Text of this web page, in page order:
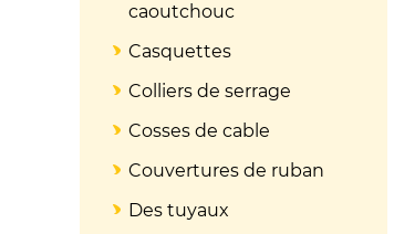
caoutchouc
Casquettes
Colliers de serrage
Cosses de cable
Couvertures de ruban
Des tuyaux